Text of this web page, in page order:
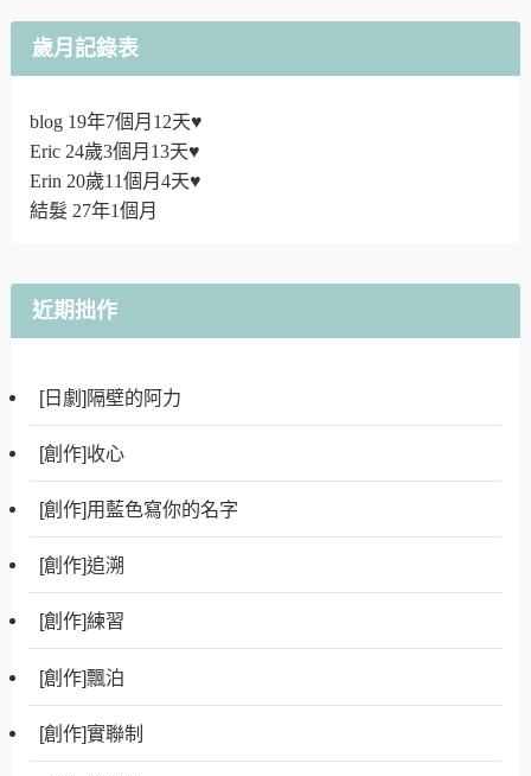
歲月記錄表
blog 19年7個月12天♥
Eric 24歲3個月13天♥
Erin 20歲11個月4天♥
結髮 27年1個月
近期拙作
[日劇]隔壁的阿力
[創作]收心
[創作]用藍色寫你的名字
[創作]追溯
[創作]練習
[創作]飄泊
[創作]實聯制